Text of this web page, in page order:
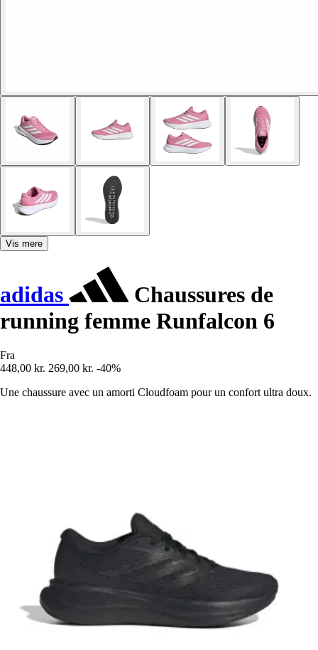
Vis mere
adidas
Chaussures de
running femme Runfalcon 6
Fra
448,00 kr. 269,00 kr. -40%
Une chaussure avec un amorti Cloudfoam pour un confort ultra doux.